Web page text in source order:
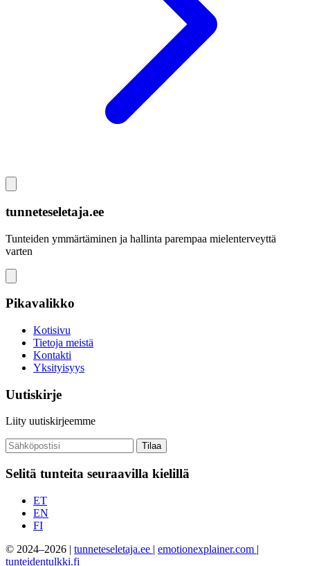
tunneteseletaja.ee
Tunteiden ymmärtäminen ja hallinta parempaa mielenterveyttä
varten
Pikavalikko
Kotisivu
Tietoja meistä
Kontakti
Yksityisyys
Uutiskirje
Liity uutiskirjeemme
Tilaa
Selitä tunteita seuraavilla kielillä
ET
EN
FI
© 2024–2026 | tunneteseletaja.ee | emotionexplainer.com |
tunteidentulkki.fi